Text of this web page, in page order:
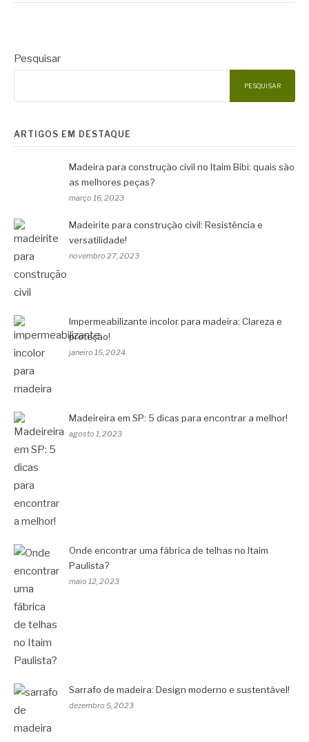
Pesquisar
PESQUISAR
ARTIGOS EM DESTAQUE
Madeira para construção civil no Itaim Bibi: quais são
as melhores peças?
março 16, 2023
Madeirite para construção civil: Resistência e
versatilidade!
novembro 27, 2023
Impermeabilizante incolor para madeira: Clareza e
proteção!
janeiro 15, 2024
Madeireira em SP: 5 dicas para encontrar a melhor!
agosto 1, 2023
Onde encontrar uma fábrica de telhas no Itaim
Paulista?
maio 12, 2023
Sarrafo de madeira: Design moderno e sustentável!
dezembro 5, 2023